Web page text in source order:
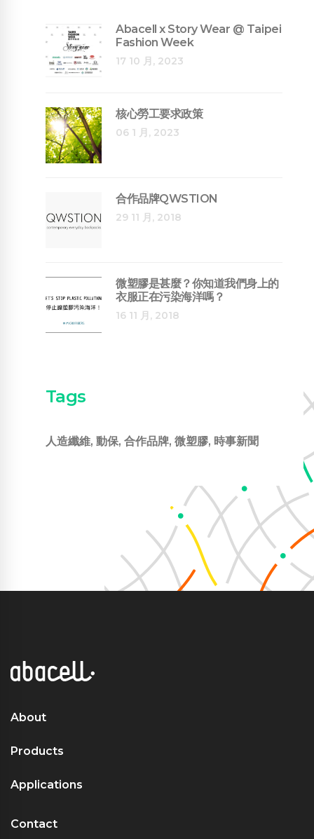
Abacell x Story Wear @ Taipei
Fashion Week
17 10 月, 2023
核心勞工要求政策
06 1 月, 2023
合作品牌QWSTION
29 11 月, 2018
微塑膠是甚麼？你知道我們身上的
衣服正在污染海洋嗎？
16 11 月, 2018
Tags
人造纖維, 動保, 合作品牌, 微塑膠, 時事新聞
About
Products
Applications
Contact